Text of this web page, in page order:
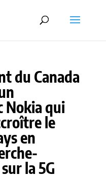
du Canada
Nokia qui
le
en
la 5G